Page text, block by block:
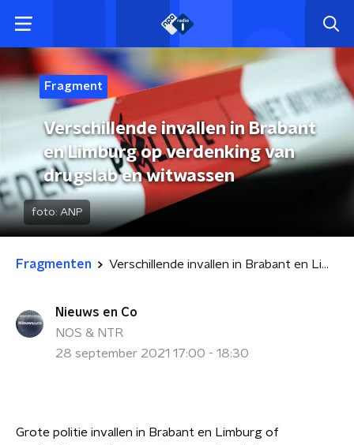
Fragment
Verschillende invallen in Brabant
en Limburg op verdenking van
drugslab en witwassen
foto: ANP
Fragmenten Verschillende invallen in Brabant en Limburg op verdenking van drugslab en witwassen
Nieuws en Co
NOS & NTR
28 september 2021 17:00 - 18:30
Grote politie invallen in Brabant en Limburg of